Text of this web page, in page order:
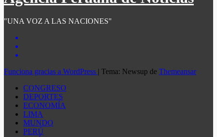
"UNA VOZ A LAS NACIONES"
Funciona gracias a WordPress | Tema: Newsup de Themeansar
CONGRESO
DEPORTES
ECONOMÍA
LIMA
MUNDO
PERÚ